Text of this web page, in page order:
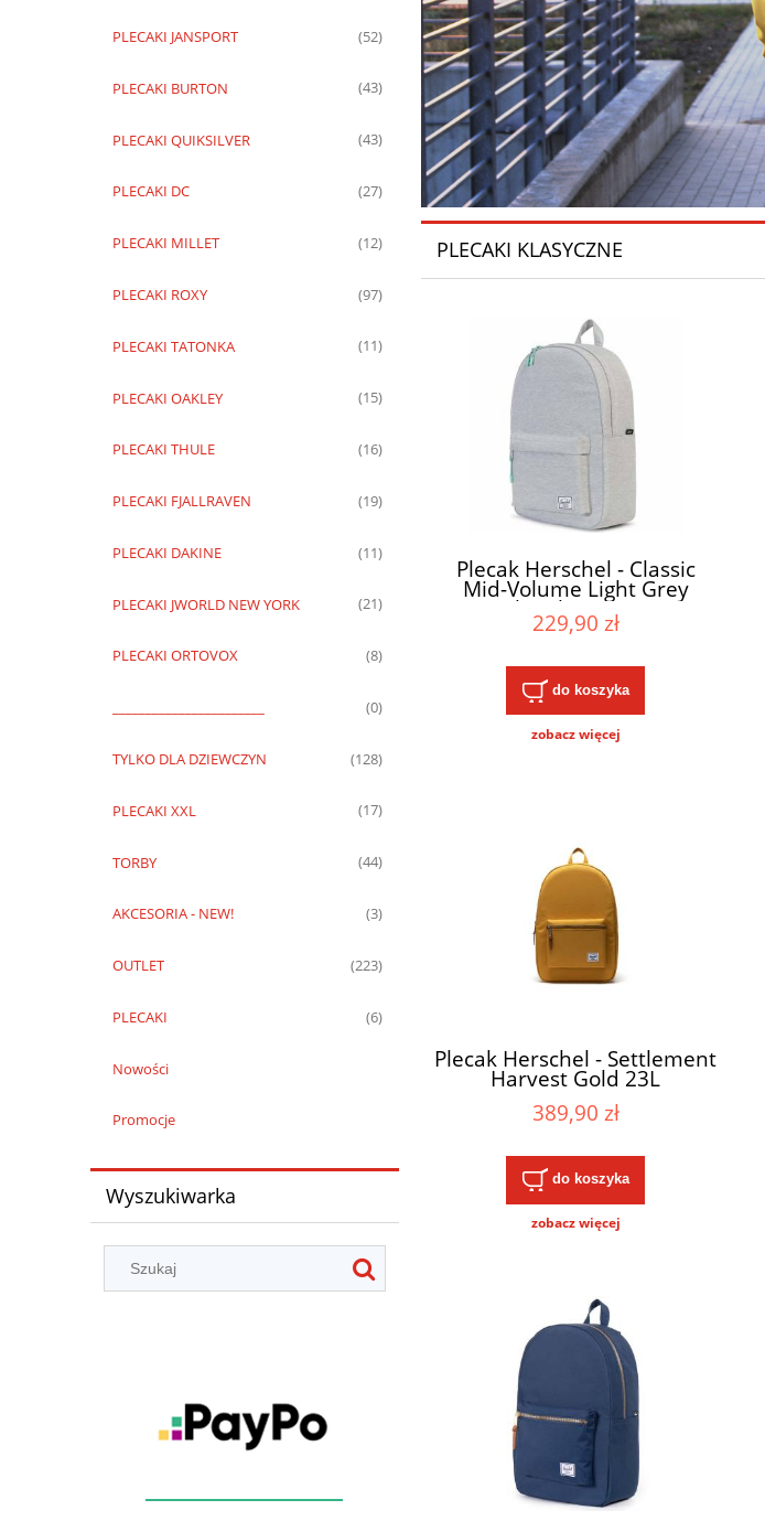
PLECAKI JANSPORT (52)
PLECAKI BURTON (43)
PLECAKI QUIKSILVER (43)
PLECAKI DC (27)
PLECAKI MILLET (12)
PLECAKI ROXY (97)
PLECAKI TATONKA (11)
PLECAKI OAKLEY (15)
PLECAKI THULE (16)
PLECAKI FJALLRAVEN (19)
PLECAKI DAKINE (11)
PLECAKI JWORLD NEW YORK (21)
PLECAKI ORTOVOX (8)
(0)
TYLKO DLA DZIEWCZYN (128)
PLECAKI XXL (17)
TORBY (44)
AKCESORIA - NEW! (3)
OUTLET (223)
PLECAKI (6)
Nowości
Promocje
Wyszukiwarka
PLECAKI KLASYCZNE
Plecak Herschel - Classic
Mid-Volume Light Grey
Crosshatch / Lucite 18L
229,90 zł
do koszyka
zobacz więcej
Plecak Herschel - Settlement
Harvest Gold 23L
389,90 zł
do koszyka
zobacz więcej